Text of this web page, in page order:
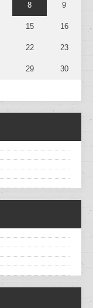
8 9
15 16
22 23
29 30